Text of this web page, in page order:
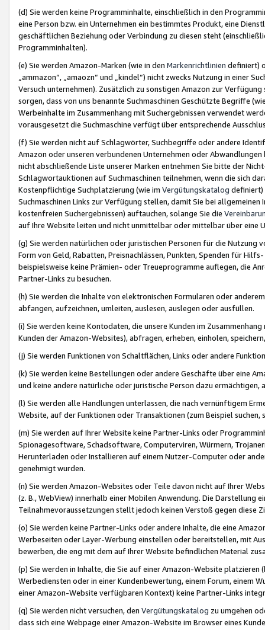
(d) Sie werden keine Programminhalte, einschließlich in den
eine Person bzw. ein Unternehmen ein bestimmtes Produkt, eine
geschäftlichen Beziehung oder Verbindung zu diesen steht
Programminhalten).
(e) Sie werden Amazon-Marken (wie in den Markenrichtlinien definiert)
„ammazon“, „amaozn“ und „kindel“) nicht zwecks Nutzung in einer
Versuch unternehmen). Zusätzlich zu sonstigen Amazon zur
sorgen, dass von uns benannte Suchmaschinen Geschützte Begriffe
Werbeinhalte im Zusammenhang mit Suchergebnissen verwendet
vorausgesetzt die Suchmaschine verfügt über entsprechende
(f) Sie werden nicht auf Schlagwörter, Suchbegriffe oder andere
Amazon oder unseren verbundenen Unternehmen oder
nicht abschließende Liste unserer Marken entnehmen Sie bitte der
Schlagwortauktionen auf Suchmaschinen teilnehmen, wenn die sich
Kostenpflichtige Suchplatzierung (wie im Vergütungskatalog definiert)
Suchmaschinen Links zur Verfügung stellen, damit Sie bei
kostenfreien Suchergebnissen) auftauchen, solange Sie die
auf Ihre Website leiten und nicht unmittelbar oder mittelbar über eine
(g) Sie werden natürlichen oder juristischen Personen für die Nutzung
Form von Geld, Rabatten, Preisnachlässen, Punkten, Spenden für
beispielsweise keine Prämien- oder Treueprogramme auflegen, die
Partner-Links zu besuchen.
(h) Sie werden die Inhalte von elektronischen Formularen oder
abfangen, aufzeichnen, umleiten, auslesen, auslegen oder ausfüllen.
(i) Sie werden keine Kontodaten, die unsere Kunden im
Kunden der Amazon-Websites), abfragen, erheben, einholen,
(j) Sie werden Funktionen von Schaltflächen, Links oder andere
(k) Sie werden keine Bestellungen oder andere Geschäfte über eine
und keine andere natürliche oder juristische Person dazu
(l) Sie werden alle Handlungen unterlassen, die nach vernünftigem
Website, auf der Funktionen oder Transaktionen (zum Beispiel
(m) Sie werden auf Ihrer Website keine Partner-Links oder
Spionagesoftware, Schadsoftware, Computerviren, Würmern,
Herunterladen oder Installieren auf einem Nutzer-Computer oder
genehmigt wurden.
(n) Sie werden Amazon-Websites oder Teile davon nicht auf Ihrer
(z. B., WebView) innerhalb einer Mobilen Anwendung. Die Darstellung
Teilnahmevoraussetzungen stellt jedoch keinen Verstoß gegen diese
(o) Sie werden keine Partner-Links oder andere Inhalte, die eine
Werbeseiten oder Layer-Werbung einstellen oder bereitstellen, mit
bewerben, die eng mit dem auf Ihrer Website befindlichen Material
(p) Sie werden in Inhalte, die Sie auf einer Amazon-Website
Werbediensten oder in einer Kundenbewertung, einem Forum, einem
einer Amazon-Website verfügbaren Kontext) keine Partner-Links
(q) Sie werden nicht versuchen, den Vergütungskatalog zu umgehen
dass sich eine Webpage einer Amazon-Website im Browser eines